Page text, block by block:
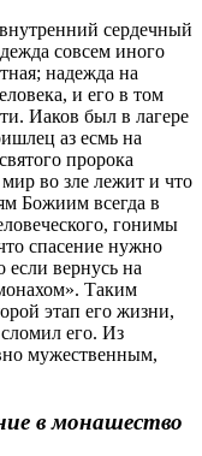
сердечный
совсем иного
надежда на
и его в том
Иаков был в лагере
аз есмь на
пророка
во зле лежит и что
Божиим всегда в
гонимы
спасение нужно
если вернусь на
Таким
этап его жизни,
его. Из
мужественным,
в монашество